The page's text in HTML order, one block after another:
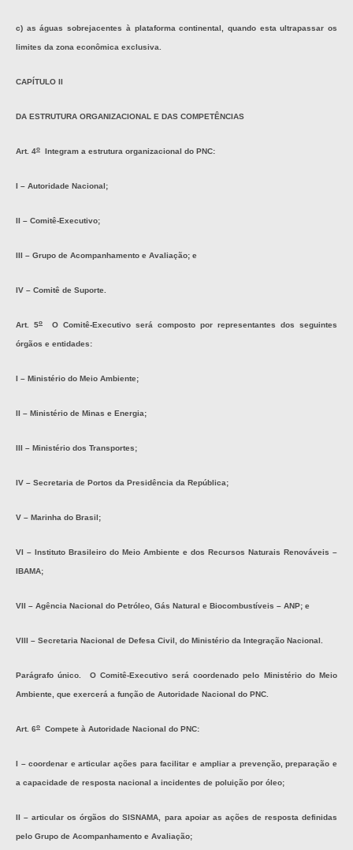
c) as águas sobrejacentes à plataforma continental, quando esta ultrapassar os
limites da zona econômica exclusiva.
CAPÍTULO II
DA ESTRUTURA ORGANIZACIONAL E DAS COMPETÊNCIAS
Art. 4o Integram a estrutura organizacional do PNC:
I – Autoridade Nacional;
II – Comitê-Executivo;
III – Grupo de Acompanhamento e Avaliação; e
IV – Comitê de Suporte.
Art. 5o O Comitê-Executivo será composto por representantes dos seguintes
órgãos e entidades:
I – Ministério do Meio Ambiente;
II – Ministério de Minas e Energia;
III – Ministério dos Transportes;
IV – Secretaria de Portos da Presidência da República;
V – Marinha do Brasil;
VI – Instituto Brasileiro do Meio Ambiente e dos Recursos Naturais Renováveis –
IBAMA;
VII – Agência Nacional do Petróleo, Gás Natural e Biocombustíveis – ANP; e
VIII – Secretaria Nacional de Defesa Civil, do Ministério da Integração Nacional.
Parágrafo único. O Comitê-Executivo será coordenado pelo Ministério do Meio
Ambiente, que exercerá a função de Autoridade Nacional do PNC.
Art. 6o Compete à Autoridade Nacional do PNC:
I – coordenar e articular ações para facilitar e ampliar a prevenção, preparação e
a capacidade de resposta nacional a incidentes de poluição por óleo;
II – articular os órgãos do SISNAMA, para apoiar as ações de resposta definidas
pelo Grupo de Acompanhamento e Avaliação;